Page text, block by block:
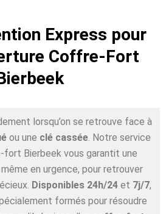
Express pour
Coffre-Fort
lorsqu’on se retrouve face à
ou une clé cassée. Notre service
fort Bierbeek vous garantit une
en urgence, pour retrouver
Disponibles 24h/24 et 7j/7,
formés pour résoudre